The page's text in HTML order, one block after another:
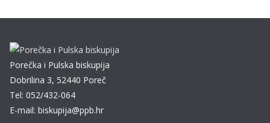
Porečka i Pulska biskupija
Dobrilina 3, 52440 Poreč
Tel: 052/432-064
E-mail: biskupija@ppb.hr